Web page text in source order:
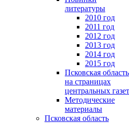
литературы
2010 год
2011 год
2012 год
2013 год
2014 год
2015 год
Псковская область
на страницах
центральных газет
Методические
материалы
Псковская область